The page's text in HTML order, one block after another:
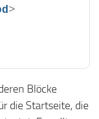
>
Blöcke
die Startseite, die